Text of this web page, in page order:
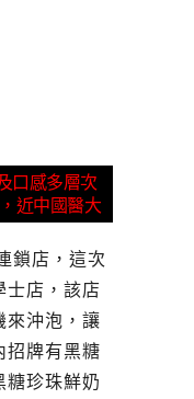
口感多層次
近中國醫大
鎖店，這次
士店，該店
來沖泡，讓
招牌有黑糖
糖珍珠鮮奶